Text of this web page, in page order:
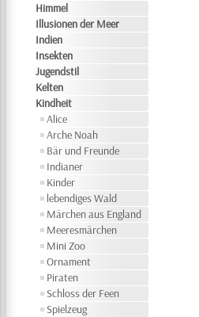
Himmel
Illusionen der Meer
Indien
Insekten
Jugendstil
Kelten
Kindheit
Alice
Arche Noah
Bär und Freunde
Indianer
Kinder
lebendiges Wald
Märchen aus England
Meeresmärchen
Mini Zoo
Ornament
Piraten
Schloss der Feen
Spielzeug